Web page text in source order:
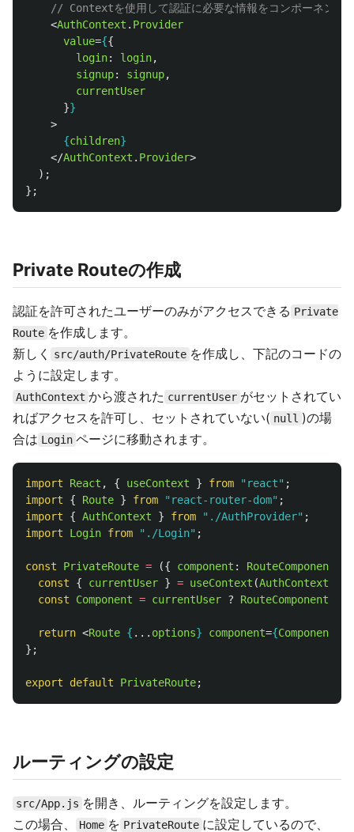
// Contextを使用して認証に必要な情報をコンポーネント
<AuthContext . Provider
value={{
login: login,
signup: signup,
currentUser
}}
>
{children}
</AuthContext . Provider>
);
};
Private Routeの作成
認証を許可されたユーザーのみがアクセスできる Private
Route を作成します。
新しく
src/auth/PrivateRoute を作成し、下記のコードの
ように設定します。
AuthContext から渡された currentUser がセットされてい
ればアクセスを許可し、セットされていない( null )の場
合は Login ページに移動されます。
import React , { useContext } from " react" ;
import
{ Route } from " react-router-dom" ;
import
{ AuthContext } from " ./AuthProvider" ;
import
Login from " ./Login" ;
const PrivateRoute = ({ component : RouteComponent
const
{ currentUser } = useContext (AuthContext
const
Component = currentUser ? RouteComponent
return <Route { ... options} component={Component
};
export default PrivateRoute;
ルーティングの設定
src/App.js を開き、ルーティングを設定します。
この場合、
Home を PrivateRoute に設定しているので、